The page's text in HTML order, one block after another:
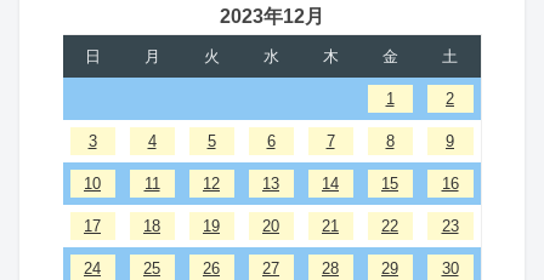
2023年12月
日 月 火 水 木 金 土
1 2
3 4 5 6 7 8 9
10 11 12 13 14 15 16
17 18 19 20 21 22 23
24 25 26 27 28 29 30